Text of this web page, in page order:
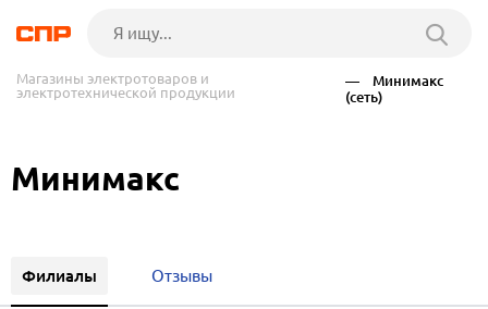
Магазины электротоваров и
электротехнической продукции
— Минимакс
(сеть)
Минимакс
Филиалы Отзывы